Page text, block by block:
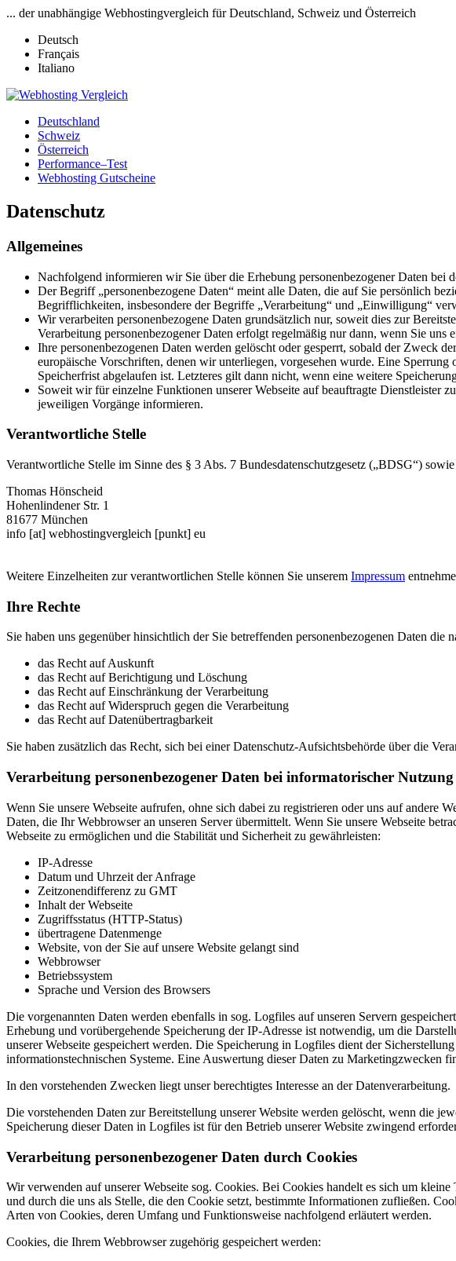
... der unabhängige Webhostingvergleich für Deutschland, Schweiz und Österreich
Deutsch
Français
Italiano
Deutschland
Schweiz
Österreich
Performance–Test
Webhosting Gutscheine
Datenschutz
Allgemeines
Nachfolgend informieren wir Sie über die Erhebung personenbezogener Daten bei
Der Begriff „personenbezogene Daten“ meint alle Daten, die auf Sie persönlich
Begrifflichkeiten, insbesondere der Begriffe „Verarbeitung“ und „Einwilligung“
Wir verarbeiten personenbezogene Daten grundsätzlich nur, soweit dies zur
Verarbeitung personenbezogener Daten erfolgt regelmäßig nur dann, wenn Sie
Ihre personenbezogenen Daten werden gelöscht oder gesperrt, sobald der Zweck
europäische Vorschriften, denen wir unterliegen, vorgesehen wurde. Eine
Speicherfrist abgelaufen ist. Letzteres gilt dann nicht, wenn eine weitere
Soweit wir für einzelne Funktionen unserer Webseite auf beauftragte
jeweiligen Vorgänge informieren.
Verantwortliche Stelle
Verantwortliche Stelle im Sinne des § 3 Abs. 7 Bundesdatenschutzgesetz („BDSG“)
Thomas Hönscheid
Hohenlindener Str. 1
81677 München
info [at] webhostingvergleich [punkt] eu
Weitere Einzelheiten zur verantwortlichen Stelle können Sie unserem Impressum
Ihre Rechte
Sie haben uns gegenüber hinsichtlich der Sie betreffenden personenbezogenen Daten die
das Recht auf Auskunft
das Recht auf Berichtigung und Löschung
das Recht auf Einschränkung der Verarbeitung
das Recht auf Widerspruch gegen die Verarbeitung
das Recht auf Datenübertragbarkeit
Sie haben zusätzlich das Recht, sich bei einer Datenschutz-Aufsichtsbehörde über die
Verarbeitung personenbezogener Daten bei informatorischer Nutzung
Wenn Sie unsere Webseite aufrufen, ohne sich dabei zu registrieren oder uns auf andere
Daten, die Ihr Webbrowser an unseren Server übermittelt. Wenn Sie unsere Webseite
Webseite zu ermöglichen und die Stabilität und Sicherheit zu gewährleisten:
IP-Adresse
Datum und Uhrzeit der Anfrage
Zeitzonendifferenz zu GMT
Inhalt der Webseite
Zugriffsstatus (HTTP-Status)
übertragene Datenmenge
Website, von der Sie auf unsere Website gelangt sind
Webbrowser
Betriebssystem
Sprache und Version des Browsers
Die vorgenannten Daten werden ebenfalls in sog. Logfiles auf unseren Servern
Erhebung und vorübergehende Speicherung der IP-Adresse ist notwendig, um die
unserer Webseite gespeichert werden. Die Speicherung in Logfiles dient der
informationstechnischen Systeme. Eine Auswertung dieser Daten zu Marketingzwecken
In den vorstehenden Zwecken liegt unser berechtigtes Interesse an der Datenverarbeitung.
Die vorstehenden Daten zur Bereitstellung unserer Website werden gelöscht, wenn die
Speicherung dieser Daten in Logfiles ist für den Betrieb unserer Website zwingend
Verarbeitung personenbezogener Daten durch Cookies
Wir verwenden auf unserer Webseite sog. Cookies. Bei Cookies handelt es sich um
und durch die uns als Stelle, die den Cookie setzt, bestimmte Informationen zufließen.
Arten von Cookies, deren Umfang und Funktionsweise nachfolgend erläutert werden.
Cookies, die Ihrem Webbrowser zugehörig gespeichert werden: